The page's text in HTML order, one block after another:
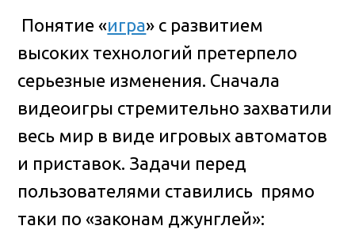
Понятие «игра» с развитием
высоких технологий претерпело
серьезные изменения. Сначала
видеоигры стремительно захватили
весь мир в виде игровых автоматов
и приставок. Задачи перед
пользователями ставились прямо
таки по «законам джунглей»: